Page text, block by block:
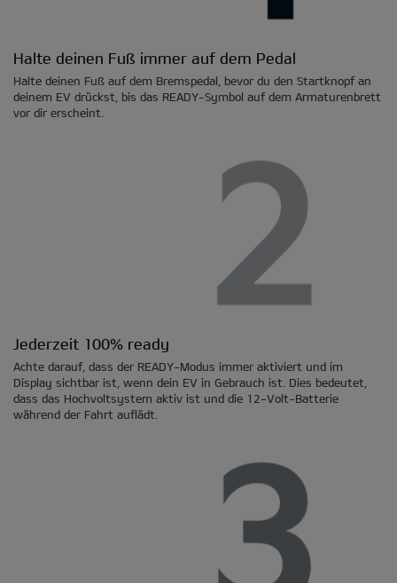
Halte deinen Fuß immer auf dem Pedal
Halte deinen Fuß auf dem Bremspedal, bevor du den Startknopf an
deinem EV drückst, bis das READY-Symbol auf dem Armaturenbrett
vor dir erscheint.
Jederzeit 100% ready
Achte darauf, dass der READY-Modus immer aktiviert und im
Display sichtbar ist, wenn dein EV in Gebrauch ist. Dies bedeutet,
dass das Hochvoltsystem aktiv ist und die 12-Volt-Batterie
während der Fahrt auflädt.